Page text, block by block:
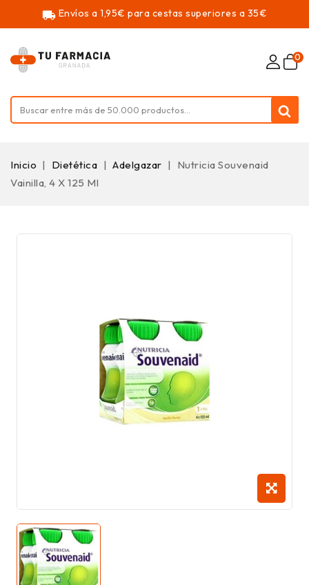
local_shipping Envíos a 1,95€ para cestas superiores a 35€
0
Inicio Dietética Adelgazar
Nutricia Souvenaid
Vainilla, 4 X 125 Ml